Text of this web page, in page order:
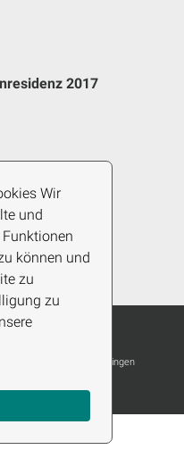
Wir
und
können und
zu
zu
2017
Jettingen